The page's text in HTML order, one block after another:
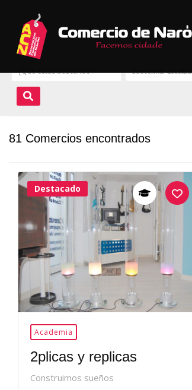
81 Comercios encontrados
37Me
Destacado
Academia
2plicas y replicas
Construimos sueños